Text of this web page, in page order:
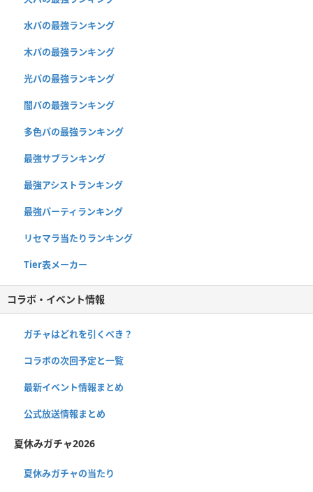
水パの最強ランキング
木パの最強ランキング
光パの最強ランキング
闇パの最強ランキング
多色パの最強ランキング
最強サブランキング
最強アシストランキング
最強パーティランキング
リセマラ当たりランキング
Tier表メーカー
コラボ・イベント情報
ガチャはどれを引くべき？
コラボの次回予定と一覧
最新イベント情報まとめ
公式放送情報まとめ
夏休みガチャ2026
夏休みガチャの当たり